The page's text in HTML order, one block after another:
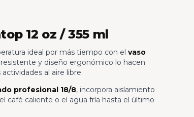
12 oz / 355 ml
ideal por más tiempo con el vaso
y diseño ergonómico lo hacen
al aire libre.
profesional 18/8, incorpora aislamiento
café caliente o el agua fría hasta el último